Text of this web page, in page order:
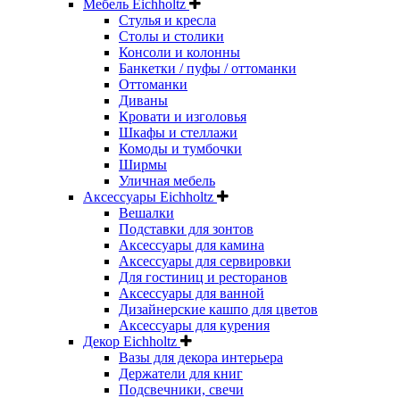
Мебель Eichholtz
Стулья и кресла
Столы и столики
Консоли и колонны
Банкетки / пуфы / оттоманки
Оттоманки
Диваны
Кровати и изголовья
Шкафы и стеллажи
Комоды и тумбочки
Ширмы
Уличная мебель
Аксессуары Eichholtz
Вешалки
Подставки для зонтов
Аксессуары для камина
Аксессуары для сервировки
Для гостиниц и ресторанов
Аксессуары для ванной
Дизайнерские кашпо для цветов
Аксессуары для курения
Декор Eichholtz
Вазы для декора интерьера
Держатели для книг
Подсвечники, свечи